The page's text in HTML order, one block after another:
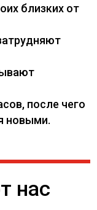
близких от
после чего
новыми.
нас